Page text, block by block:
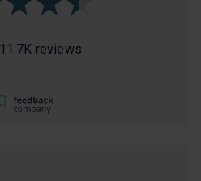
11.7K reviews